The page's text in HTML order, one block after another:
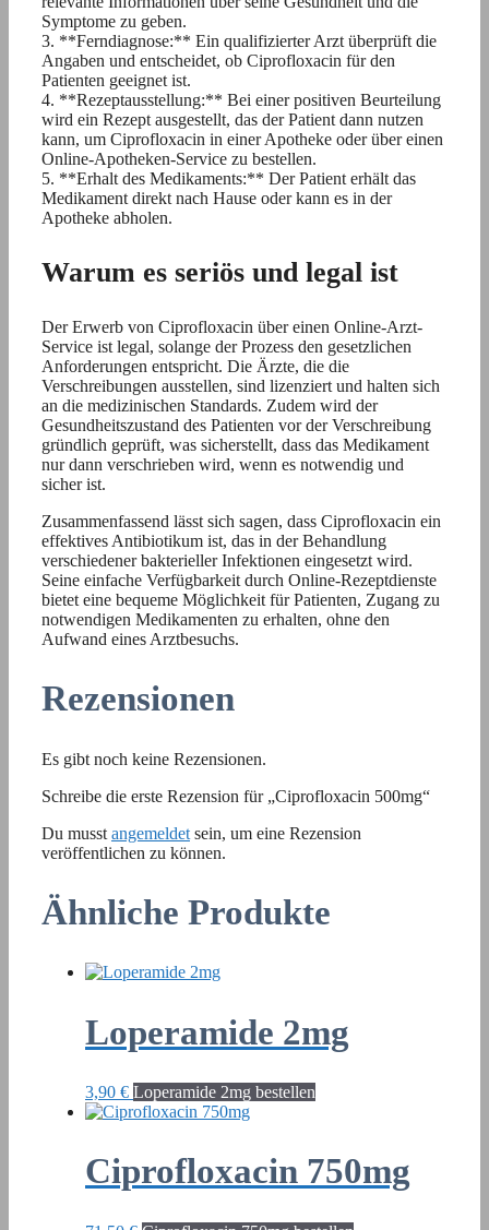
Symptome zu geben.
3. **Ferndiagnose:** Ein qualifizierter Arzt überprüft die
Angaben und entscheidet, ob Ciprofloxacin für den
Patienten geeignet ist.
4. **Rezeptausstellung:** Bei einer positiven Beurteilung
wird ein Rezept ausgestellt, das der Patient dann nutzen
kann, um Ciprofloxacin in einer Apotheke oder über einen
Online-Apotheken-Service zu bestellen.
5. **Erhalt des Medikaments:** Der Patient erhält das
Medikament direkt nach Hause oder kann es in der
Apotheke abholen.
Warum es seriös und legal ist
Der Erwerb von Ciprofloxacin über einen Online-Arzt-
Service ist legal, solange der Prozess den gesetzlichen
Anforderungen entspricht. Die Ärzte, die die
Verschreibungen ausstellen, sind lizenziert und halten sich
an die medizinischen Standards. Zudem wird der
Gesundheitszustand des Patienten vor der Verschreibung
gründlich geprüft, was sicherstellt, dass das Medikament
nur dann verschrieben wird, wenn es notwendig und
sicher ist.
Zusammenfassend lässt sich sagen, dass Ciprofloxacin ein
effektives Antibiotikum ist, das in der Behandlung
verschiedener bakterieller Infektionen eingesetzt wird.
Seine einfache Verfügbarkeit durch Online-Rezeptdienste
bietet eine bequeme Möglichkeit für Patienten, Zugang zu
notwendigen Medikamenten zu erhalten, ohne den
Aufwand eines Arztbesuchs.
Rezensionen
Es gibt noch keine Rezensionen.
Schreibe die erste Rezension für „Ciprofloxacin 500mg“
Du musst angemeldet sein, um eine Rezension
veröffentlichen zu können.
Ähnliche Produkte
Loperamide 2mg
3,90 € Loperamide 2mg bestellen
Ciprofloxacin 750mg